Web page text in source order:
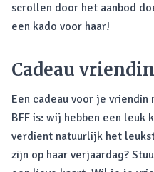
scrollen door het aanbod
een kado voor haar!
Cadeau vriendin
Een cadeau voor je
BFF is: wij hebben een leuk
verdient natuurlijk het
zijn op haar verjaardag?